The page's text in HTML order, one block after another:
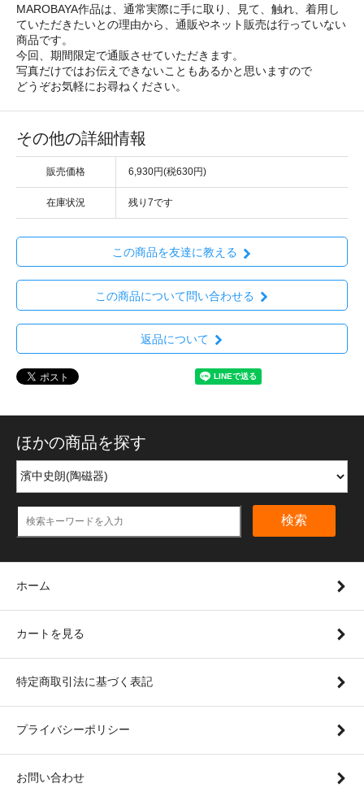
MAROBAYA作品は、通常実際に手に取り、見て、触れ、着用し
ていただきたいとの理由から、通販やネット販売は行っていない
商品です。
今回、期間限定で通販させていただきます。
写真だけではお伝えできないこともあるかと思いますので
どうぞお気軽にお尋ねください。
その他の詳細情報
販売価格 6,930円(税630円)
在庫状況 残り7です
この商品を友達に教える
この商品について問い合わせる
返品について
ほかの商品を探す
検索
ホーム
カートを見る
特定商取引法に基づく表記
プライバシーポリシー
お問い合わせ